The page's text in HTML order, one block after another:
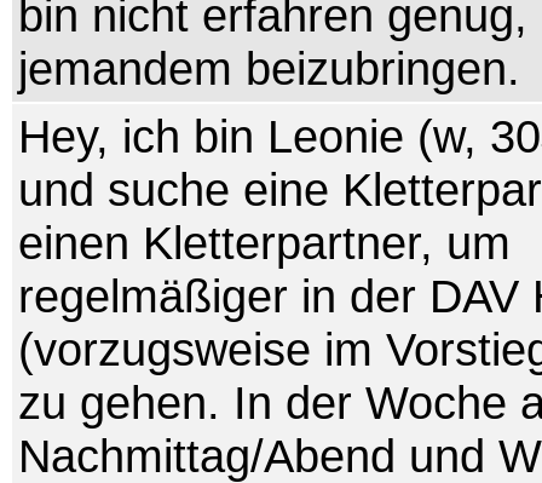
bin nicht erfahren genug,
jemandem beizubringen.
Hey, ich bin Leonie (w,
und suche eine
einen Kletterpartner, um
regelmäßiger in der DAV
(vorzugsweise im
zu gehen. In der Woche
Nachmittag/Abend und